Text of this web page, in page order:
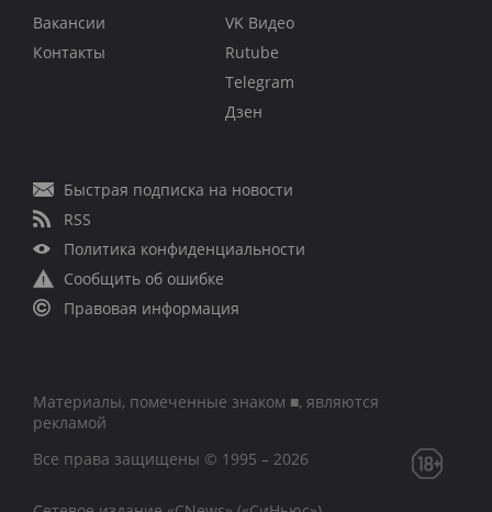
Вакансии
Контакты
VK Видео
Rutube
Telegram
Дзен
Быстрая подписка на новости
RSS
Политика конфиденциальности
Сообщить об ошибке
Правовая информация
Материалы, помеченные знаком ■, являются
рекламой
Все права защищены © 1995 – 2026